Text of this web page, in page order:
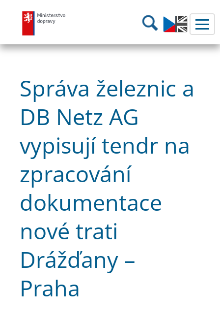
Ministerstvo dopravy Hledání
Správa železnic a
DB Netz AG
vypisují tendr na
zpracování
dokumentace
nové trati
Drážďany –
Praha